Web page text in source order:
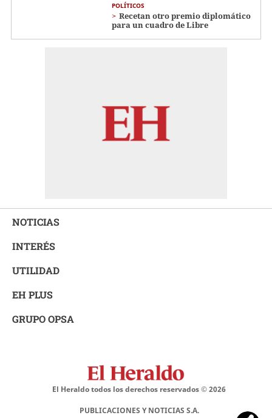
POLÍTICOS
Recetan otro premio diplomático
para un cuadro de Libre
NOTICIAS
INTERÉS
UTILIDAD
EH PLUS
GRUPO OPSA
El Heraldo todos los derechos reservados ©2026
PUBLICACIONES Y NOTICIAS S.A.